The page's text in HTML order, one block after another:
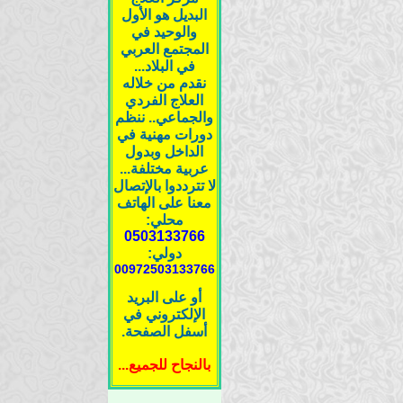
البديل هو الأول
والوحيد في
المجتمع العربي
في البلاد...
نقدم من خلاله
العلاج الفردي
والجماعي.. ننظم
دورات مهنية في
الداخل وبدول
عربية مختلفة...
لا تترددوا بالإتصال
معنا على الهاتف
محلي:
0503133766
دولي:
00972503133766
أو على البريد
الإلكتروني في
أسفل الصفحة.
بالنجاح للجميع...